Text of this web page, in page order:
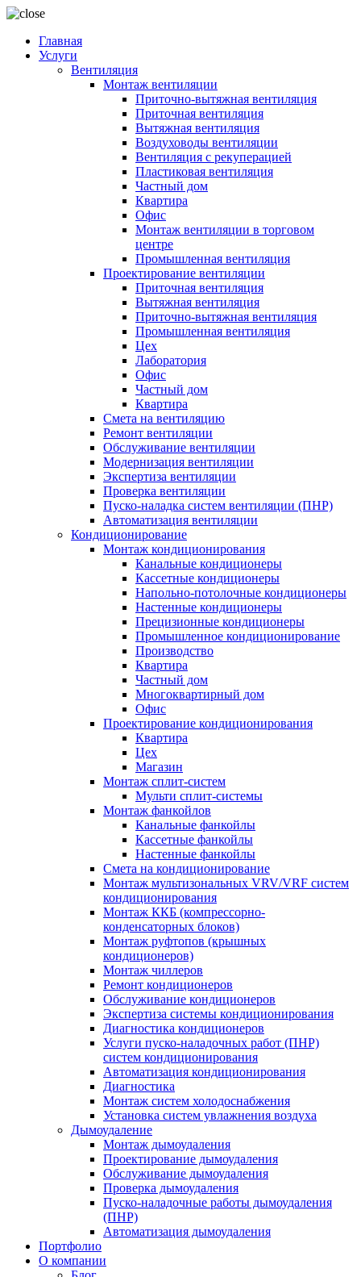
Главная
Услуги
Вентиляция
Монтаж вентиляции
Приточно-вытяжная вентиляция
Приточная вентиляция
Вытяжная вентиляция
Воздуховоды вентиляции
Вентиляция с рекуперацией
Пластиковая вентиляция
Частный дом
Квартира
Офис
Монтаж вентиляции в торговом
центре
Промышленная вентиляция
Проектирование вентиляции
Приточная вентиляция
Вытяжная вентиляция
Приточно-вытяжная вентиляция
Промышленная вентиляция
Цех
Лаборатория
Офис
Частный дом
Квартира
Смета на вентиляцию
Ремонт вентиляции
Обслуживание вентиляции
Модернизация вентиляции
Экспертиза вентиляции
Проверка вентиляции
Пуско-наладка систем вентиляции (ПНР)
Автоматизация вентиляции
Кондиционирование
Монтаж кондиционирования
Канальные кондиционеры
Кассетные кондиционеры
Напольно-потолочные кондиционеры
Настенные кондиционеры
Прецизионные кондиционеры
Промышленное кондиционирование
Производство
Квартира
Частный дом
Многоквартирный дом
Офис
Проектирование кондиционирования
Квартира
Цех
Магазин
Монтаж сплит-систем
Мульти сплит-системы
Монтаж фанкойлов
Канальные фанкойлы
Кассетные фанкойлы
Настенные фанкойлы
Смета на кондиционирование
Монтаж мультизональных VRV/VRF систем
кондиционирования
Монтаж ККБ (компрессорно-
конденсаторных блоков)
Монтаж руфтопов (крышных
кондиционеров)
Монтаж чиллеров
Ремонт кондиционеров
Обслуживание кондиционеров
Экспертиза системы кондиционирования
Диагностика кондиционеров
Услуги пуско-наладочных работ (ПНР)
систем кондиционирования
Автоматизация кондиционирования
Диагностика
Монтаж систем холодоснабжения
Установка систем увлажнения воздуха
Дымоудаление
Монтаж дымоудаления
Проектирование дымоудаления
Обслуживание дымоудаления
Проверка дымоудаления
Пуско-наладочные работы дымоудаления
(ПНР)
Автоматизация дымоудаления
Портфолио
О компании